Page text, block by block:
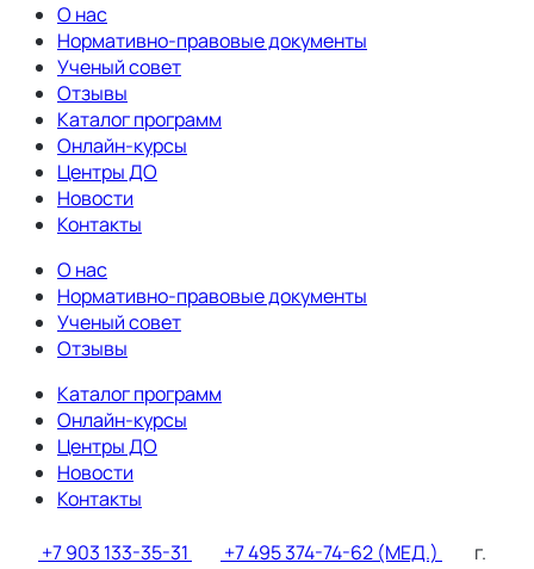
О нас
Нормативно-правовые документы
Ученый совет
Отзывы
Каталог программ
Онлайн-курсы
Центры ДО
Новости
Контакты
О нас
Нормативно-правовые документы
Ученый совет
Отзывы
Каталог программ
Онлайн-курсы
Центры ДО
Новости
Контакты
+7 903 133-35-31 +7 495 374-74-62 (МЕД.)
г.